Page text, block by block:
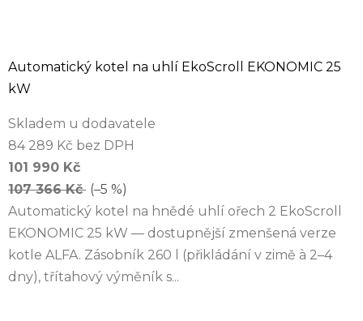
Automatický kotel na uhlí EkoScroll EKONOMIC 25
kW
Skladem u dodavatele
84 289 Kč bez DPH
101 990 Kč
107 366 Kč (–5 %)
Automatický kotel na hnědé uhlí ořech 2 EkoScroll
EKONOMIC 25 kW — dostupnější zmenšená verze
kotle ALFA. Zásobník 260 l (přikládání v zimě à 2–4
dny), třítahový výměník s...